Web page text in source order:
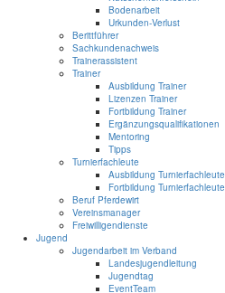
Bodenarbeit
Urkunden-Verlust
Berittführer
Sachkundenachweis
Trainerassistent
Trainer
Ausbildung Trainer
Lizenzen Trainer
Fortbildung Trainer
Ergänzungsqualifikationen
Mentoring
Tipps
Turnierfachleute
Ausbildung Turnierfachleute
Fortbildung Turnierfachleute
Beruf Pferdewirt
Vereinsmanager
Freiwilligendienste
Jugend
Jugendarbeit im Verband
Landesjugendleitung
Jugendtag
EventTeam